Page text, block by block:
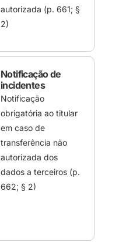
autorizada (p. 661; §
2)
Notificação de
incidentes
Notificação
obrigatória ao titular
em caso de
transferência não
autorizada dos
dados a terceiros (p.
662; § 2)